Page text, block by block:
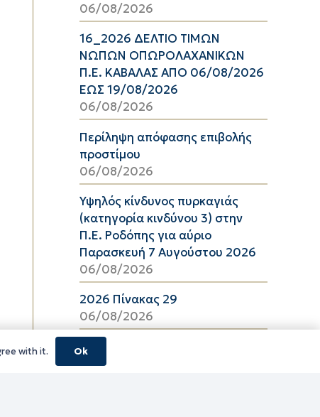
06/08/2026
16_2026 ΔΕΛΤΙΟ ΤΙΜΩΝ
ΝΩΠΩΝ ΟΠΩΡΟΛΑΧΑΝΙΚΩΝ
Π.Ε. ΚΑΒΑΛΑΣ ΑΠΟ 06/08/2026
ΕΩΣ 19/08/2026
06/08/2026
Περίληψη απόφασης επιβολής
προστίμου
06/08/2026
Υψηλός κίνδυνος πυρκαγιάς
(κατηγορία κινδύνου 3) στην
Π.Ε. Ροδόπης για αύριο
Παρασκευή 7 Αυγούστου 2026
06/08/2026
2026 Πίνακας 29
06/08/2026
ΔΠΤ Αύγουστος 2026
06/08/2026
with it. Ok